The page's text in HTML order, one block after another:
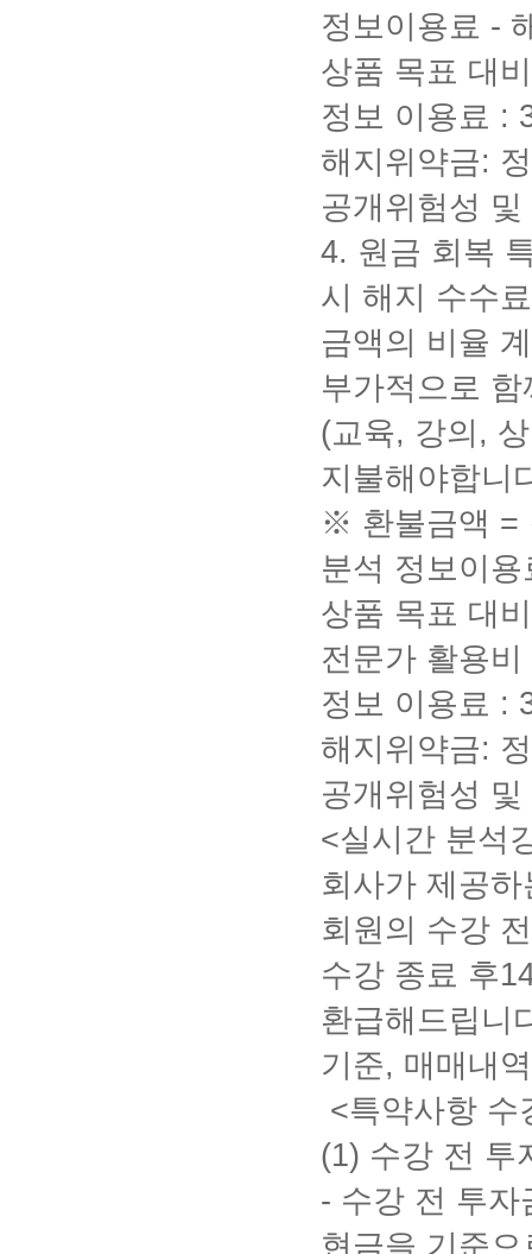
정보이용료 -
상품 목표 대
정보 이용료 :
해지위약금:
공개위험성
4. 원금 회복
시 해지 수수료
금액의 비율
부가적으로
(교육, 강의 ,
지불해야합니
※ 환불금액 =
분석 정보이용
상품 목표 대
전문가 활용비
정보 이용료 :
해지위약금:
공개위험성
<실시간 분석
회사가 제공
회원의 수강
수강 종료 후
환급해드립니
기준, 매매내
<특약사항 수
(1) 수강 전 투
- 수강 전 투
현금을 기준